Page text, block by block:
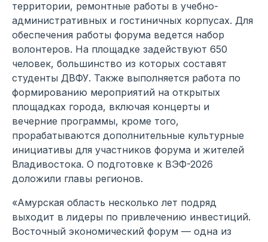
территории, ремонтные работы в учебно-
административных и гостиничных корпусах. Для
обеспечения работы форума ведется набор
волонтеров. На площадке задействуют 650
человек, большинство из которых составят
студенты ДВФУ. Также выполняется работа по
формированию мероприятий на открытых
площадках города, включая концерты и
вечерние программы, кроме того,
прорабатываются дополнительные культурные
инициативы для участников форума и жителей
Владивостока. О подготовке к ВЭФ-2026
доложили главы регионов.
«Амурская область несколько лет подряд
выходит в лидеры по привлечению инвестиций.
Восточный экономический форум — одна из